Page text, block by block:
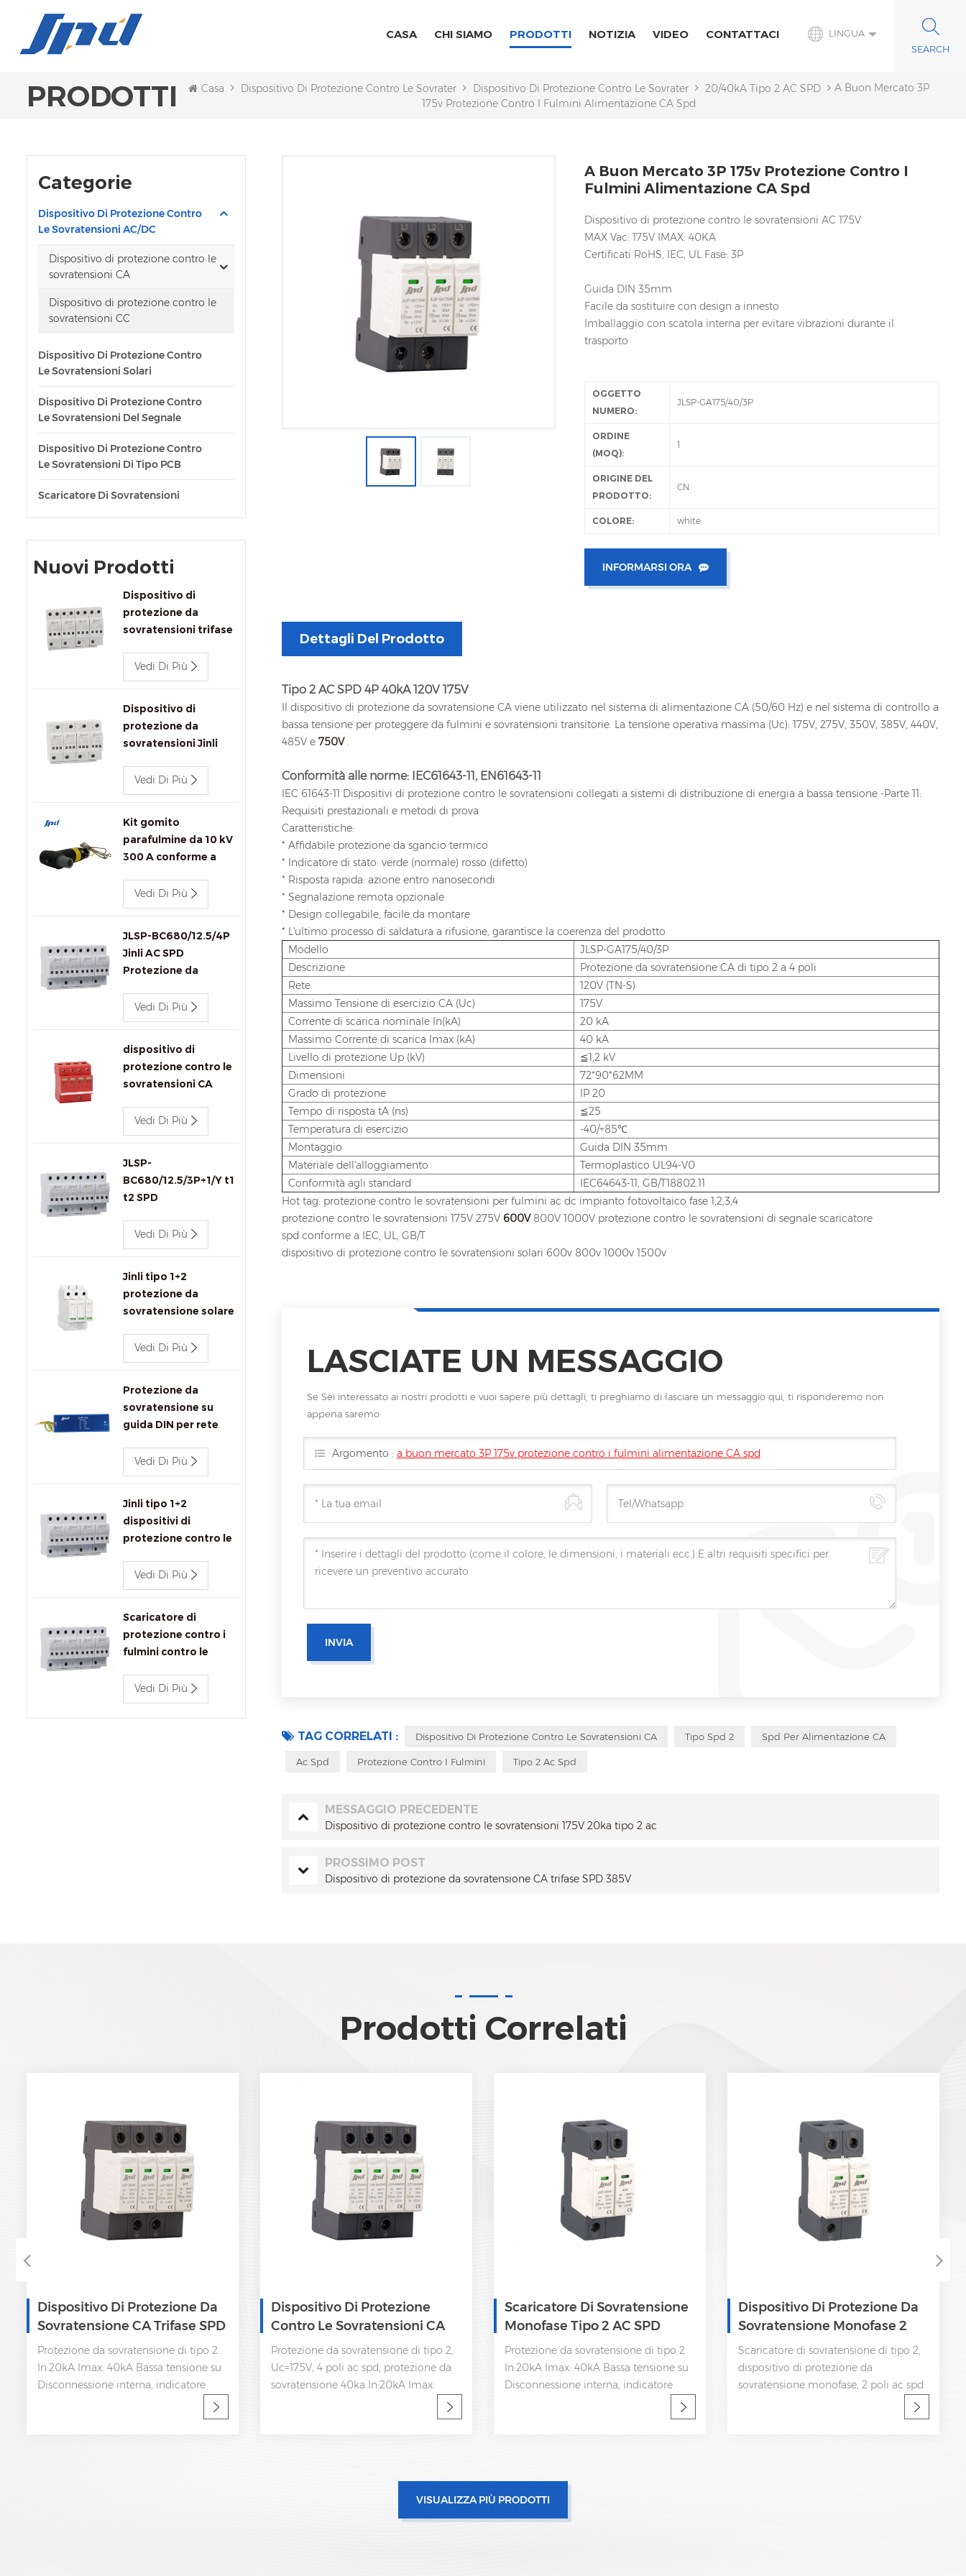
LINGUA
CASA CHI SIAMO PRODOTTI NOTIZIA VIDEO CONTATTACI
PRODOTTI Casa Dispositivo Di Protezione Contro Le Sovratensioni AC/DCDispositivo Di Protezione Contro Le Sovratensioni CA20/40kA Tipo 2 AC SPD
A Buon Mercato 3P
175v Protezione Contro I Fulmini Alimentazione CA Spd
Categorie
Dispositivo Di Protezione Contro
Le Sovratensioni AC/DC
Dispositivo di protezione contro le
sovratensioni CA
Dispositivo di protezione contro le
sovratensioni CC
Dispositivo Di Protezione Contro
Le Sovratensioni Solari
Dispositivo Di Protezione Contro
Le Sovratensioni Del Segnale
Dispositivo Di Protezione Contro
Le Sovratensioni Di Tipo PCB
Scaricatore Di Sovratensioni
Nuovi Prodotti
Dispositivo di
protezione da
sovratensioni trifase
400/100/4P 400V
100kA
Vedi Di Più
Dispositivo di
protezione da
sovratensioni Jinli
400V 80kA ca con
segnalazione remota
Vedi Di Più
Kit gomito
parafulmine da 10 kV
300 A conforme a
connettori per
trasformatori.
Vedi Di Più
JLSP-BC680/12.5/4P
Jinli AC SPD
Protezione da
Vedi Di Più
dispositivo di
protezione contro le
sovratensioni CA
JLSP-GA440/80/4P
Vedi Di Più
JLSP-
BC680/12.5/3P+1/Y t1
t2 SPD
Vedi Di Più
Jinli tipo 1+2
protezione da
sovratensione solare
Vedi Di Più
Protezione da
sovratensione su
guida DIN per rete
1000Mbps
Vedi Di Più
Jinli tipo 1+2
dispositivi di
protezione contro le
Vedi Di Più
Scaricatore di
protezione contro i
fulmini contro le
BC680/12.5
Vedi Di Più
A Buon Mercato 3P 175v Protezione Contro I
Fulmini Alimentazione CA Spd
Dispositivo di protezione contro le sovratensioni AC 175V
MAX Vac: 175V IMAX: 40KA
Certificati RoHS, IEC, UL Fase: 3P
Guida DIN 35mm
Facile da sostituire con design a innesto
Imballaggio con scatola interna per evitare vibrazioni durante il
trasporto
OGGETTO
NUMERO:
JLSP-GA175/40/3P
ORDINE
(MOQ):
1
ORIGINE DEL
PRODOTTO:
CN
COLORE: white
INFORMARSI ORA
Dettagli Del Prodotto
Tipo 2 AC SPD 4P 40kA 120V 175V
Il dispositivo di protezione da sovratensione CA viene utilizzato nel sistema di alimentazione CA (50/60 Hz) e nel sistema di controllo a
bassa tensione per proteggere da fulmini e sovratensioni transitorie. La tensione operativa massima (Uc): 175V, 275V, 350V, 385V, 440V,
485V e 750V .
Conformità alle norme: IEC61643-11, EN61643-11
IEC 61643-11 Dispositivi di protezione contro le sovratensioni collegati a sistemi di distribuzione di energia a bassa tensione -Parte 11:
Requisiti prestazionali e metodi di prova
Caratteristiche:
* Affidabile protezione da sgancio termico
* Indicatore di stato: verde (normale) rosso (difetto)
* Risposta rapida: azione entro nanosecondi
* Segnalazione remota opzionale
* Design collegabile, facile da montare
* L'ultimo processo di saldatura a rifusione, garantisce la coerenza del prodotto
Modello
JLSP-GA175/40/3P
Descrizione
Protezione da sovratensione CA di tipo 2 a 4 poli
Rete
120V (TN-S)
Massimo Tensione di esercizio CA (Uc)
175V
Corrente di scarica nominale In(kA)
20 kA
Massimo Corrente di scarica Imax (kA)
40 kA
Livello di protezione Up (kV)
≦1,2 kV
Dimensioni
72*90*62MM
Grado di protezione
IP 20
Tempo di risposta tA (ns)
≦25
Temperatura di esercizio
-40/+85℃
Montaggio
Guida DIN 35mm
Materiale dell'alloggiamento
Termoplastico UL94-V0
Conformità agli standard
IEC64643-11, GB/T18802.11
Hot tag: protezione contro le sovratensioni per fulmini ac dc impianto fotovoltaico fase 1,2,3,4
protezione contro le sovratensioni 175V 275V 600V 800V 1000V protezione contro le sovratensioni di segnale scaricatore
spd conforme a IEC, UL, GB/T
dispositivo di protezione contro le sovratensioni solari 600v 800v 1000v 1500v
LASCIATE UN MESSAGGIO
Se Sei interessato ai nostri prodotti e vuoi sapere più dettagli, ti preghiamo di lasciare un messaggio qui, ti risponderemo non
appena saremo
Argomento : a buon mercato 3P 175v protezione contro i fulmini alimentazione CA spd
TAG CORRELATI : Dispositivo Di Protezione Contro Le Sovratensioni CA Tipo Spd 2 Spd Per Alimentazione CA
Ac Spd Protezione Contro I Fulmini Tipo 2 Ac Spd
MESSAGGIO PRECEDENTE
Dispositivo di protezione contro le sovratensioni 175V 20ka tipo 2 ac
PROSSIMO POST
Dispositivo di protezione da sovratensione CA trifase SPD 385V
Prodotti Correlati
Dispositivo Di Protezione Da
Sovratensione CA Trifase SPD
385V
Protezione da sovratensione di tipo 2
In:20kA Imax: 40kA Bassa tensione su
Disconnessione interna, indicatore
Dispositivo Di Protezione
Contro Le Sovratensioni CA
Trifase Di Tipo 2 SPD 175V
Protezione da sovratensione di tipo 2,
Uc=175V, 4 poli ac spd, protezione da
sovratensione 40ka In:20kA Imax:
Disconnessione interna, indicatore
Scaricatore Di Sovratensione
Monofase Tipo 2 AC SPD
385V
Protezione da sovratensione di tipo 2
In:20kA Imax: 40kA Bassa tensione su
Disconnessione interna, indicatore
Dispositivo Di Protezione Da
Sovratensione Monofase 2
Poli 320V AC SPD
Scaricatore di sovratensione di tipo 2,
dispositivo di protezione da
sovratensione monofase, 2 poli ac spd
In:10kA; Imax: 20kA Bassa tensione su
Disconnessione interna, indicatore
VISUALIZZA PIÙ PRODOTTI